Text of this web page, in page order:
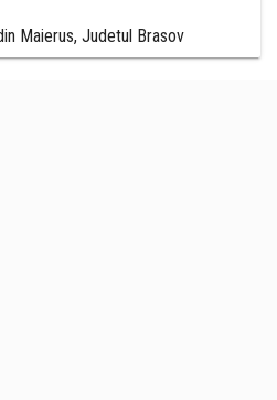
Maierus, Judetul Brasov